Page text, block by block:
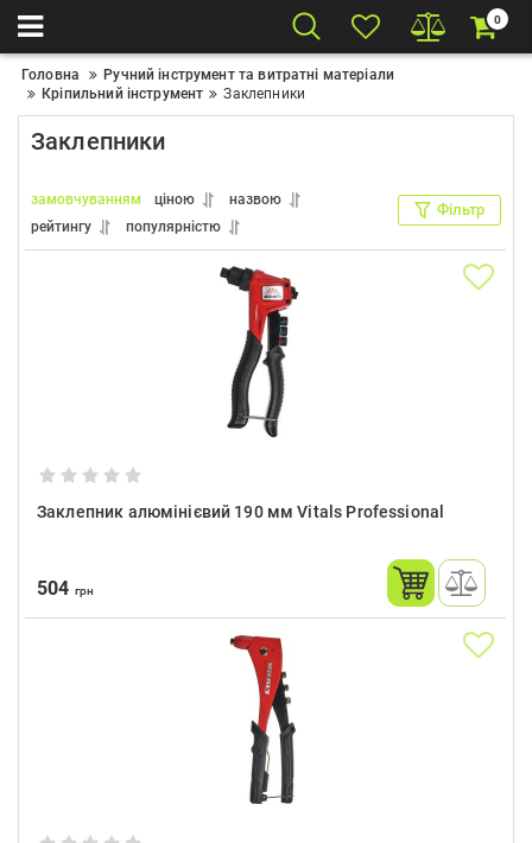
0
Головна
Ручний інструмент та витратні матеріали
Кріпильний інструмент
Заклепники
Заклепники
замовчуванням ціною
назвою
рейтингу
популярністю
Фільтр
Заклепник алюмінієвий 190 мм Vitals Professional
504 грн